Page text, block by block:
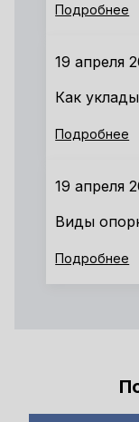
Подробнее
19 апреля
Как
Подробнее
19 апреля
Виды
Подробнее